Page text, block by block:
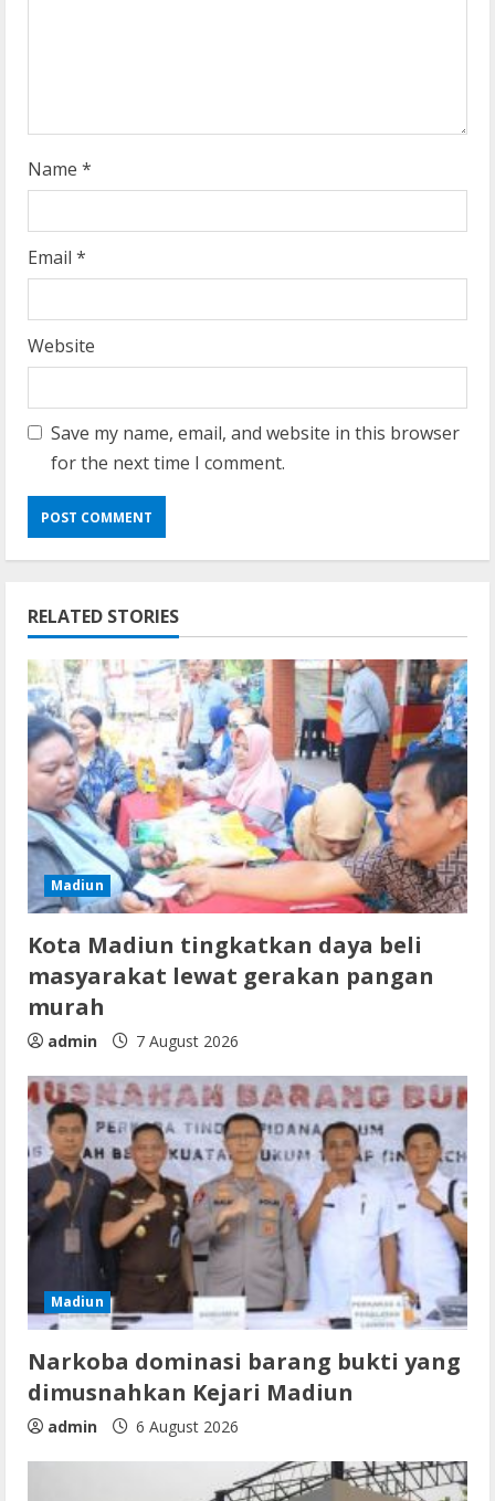
Name *
Email *
Website
Save my name, email, and website in this browser
for the next time I comment.
RELATED STORIES
Madiun
Kota Madiun tingkatkan daya beli
masyarakat lewat gerakan pangan
murah
admin 7 August 2026
Madiun
Narkoba dominasi barang bukti yang
dimusnahkan Kejari Madiun
admin 6 August 2026